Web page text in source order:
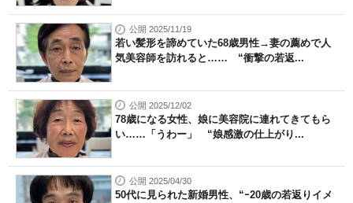
公開 2025/11/19
若い髪形を諦めていた68歳男性→妻の薦めで人
気美容師を訪れると…… “衝撃の若返...
公開 2025/12/02
78歳になる女性、娘に美容院に連れてきてもら
い……「うわー」 “娘感激の仕上がり...
公開 2025/04/30
50代に見られた新婚男性、“ｰ20歳の若返りイメ